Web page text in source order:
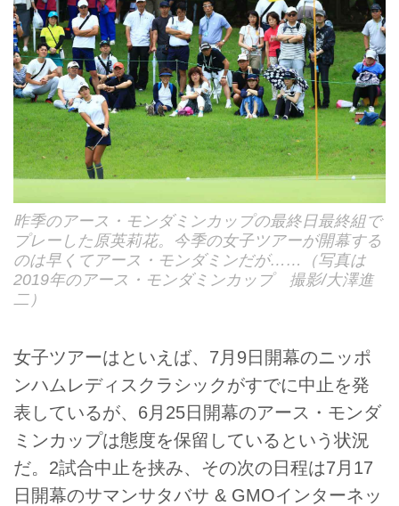
昨季のアース・モンダミンカップの最終日最終組で
プレーした原英莉花。今季の女子ツアーが開幕する
のは早くてアース・モンダミンだが……（写真は
2019年のアース・モンダミンカップ 撮影/大澤進
二）
女子ツアーはといえば、7月9日開幕のニッポ
ンハムレディスクラシックがすでに中止を発
表しているが、6月25日開幕のアース・モンダ
ミンカップは態度を保留しているという状況
だ。2試合中止を挟み、その次の日程は7月17
日開幕のサマンサタバサ & GMOインターネッ